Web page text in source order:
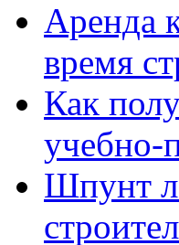
Аренда
время
Как
учебно-
Шпунт